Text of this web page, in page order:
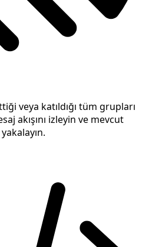
veya katıldığı tüm grupları
akışını izleyin ve mevcut